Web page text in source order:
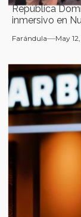
República
inmersivo en
Farándula May